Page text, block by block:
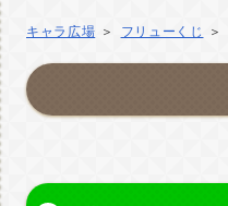
キャラ広場 フリューくじ